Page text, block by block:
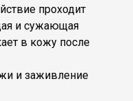
проходит
и сужающая
в кожу после
и заживление